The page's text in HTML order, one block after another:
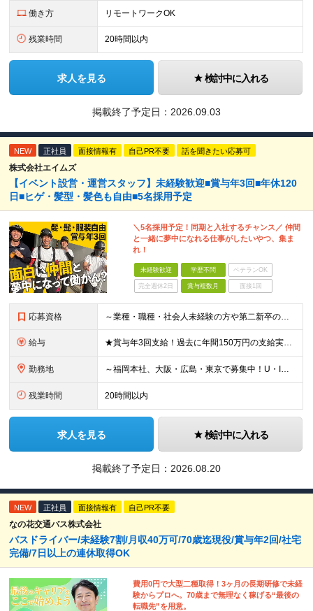
働き方 リモートワークOK
残業時間 20時間以内
求人を見る 検討中に入れる
掲載終了予定日： 2026.09.03
NEW 正社員 面接情報有 自己PR不要 話を聞きたい応募可
株式会社エイムズ
【イベント設営・運営スタッフ】未経験歓迎■賞与年3回■年休120
日■ヒゲ・髪型・髪色も自由■5名採用予定
＼5名採用予定！同期と入社するチャンス／ 仲間
と一緒に夢中になれる仕事がしたいやつ、集ま
れ！
未経験歓迎 学歴不問 ベテランOK
完全週休2日 賞与複数月 面接1回
応募資格 ～業種・職種・社会人未経験の方や第二新卒の方も歓迎！～ ■学歴不問 ■35歳以下※若年層の長期キャリア形成を図るため ＼意欲重視の人物採用！ こんな方をお待ちしています／ ■チームでやり遂げる仕事が
給与 ★賞与年3回支給！過去に年間150万円の支給実績あり ★入社後も、経歴・年齢に関係なくスキル・能力に応じて年収UPが可能！ 現場で新入社員の教育係ができるレベルで月給30万円、支店長クラス（スタッフ
勤務地 ～福岡本社、大阪・広島・東京で募集中！U・Iターン大歓迎！～ ■福岡本社 ★「博多駅」より徒歩5分！ 福岡県福岡市博多区博多駅東2-5-21 博多プラザビル6F ※(変更の範囲)なし ■大阪支店
残業時間 20時間以内
求人を見る 検討中に入れる
掲載終了予定日： 2026.08.20
NEW 正社員 面接情報有 自己PR不要
なの花交通バス株式会社
バスドライバー/未経験7割/月収40万可/70歳迄現役/賞与年2回/社宅
完備/7日以上の連休取得OK
費用0円で大型二種取得！3ヶ月の長期研修で未経
験からプロへ。70歳まで無理なく稼げる“最後の
転職先”を用意。